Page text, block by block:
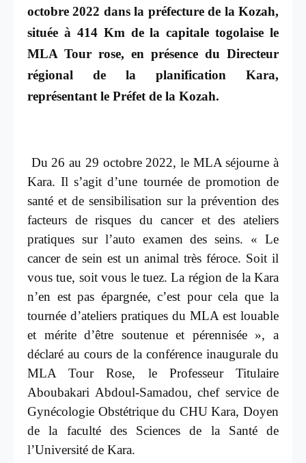
octobre 2022 dans la préfecture de la Kozah,
située à 414 Km de la capitale togolaise le
MLA Tour rose, en présence du Directeur
régional de la planification Kara,
représentant le Préfet de la Kozah.
Du 26 au 29 octobre 2022, le MLA séjourne à
Kara. Il s’agit d’une tournée de promotion de
santé et de sensibilisation sur la prévention des
facteurs de risques du cancer et des ateliers
pratiques sur l’auto examen des seins. « Le
cancer de sein est un animal très féroce. Soit il
vous tue, soit vous le tuez. La région de la Kara
n’en est pas épargnée, c’est pour cela que la
tournée d’ateliers pratiques du MLA est louable
et mérite d’être soutenue et pérennisée », a
déclaré au cours de la conférence inaugurale du
MLA Tour Rose, le Professeur Titulaire
Aboubakari Abdoul-Samadou, chef service de
Gynécologie Obstétrique du CHU Kara, Doyen
de la faculté des Sciences de la Santé de
l’Université de Kara.